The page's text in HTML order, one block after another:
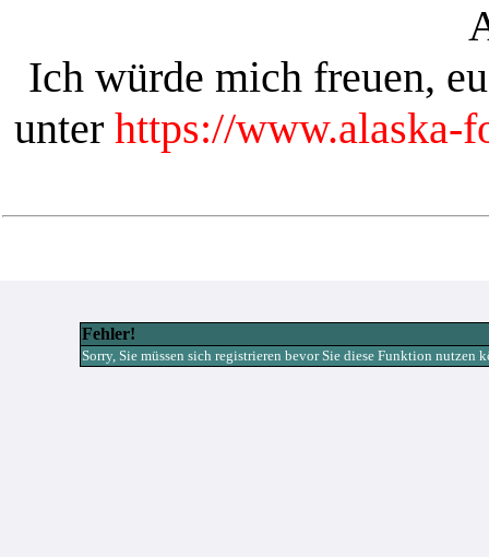
Ich würde mich freuen,
unter https://www.alaska-
Fehler!
Sorry, Sie müssen sich registrieren bevor Sie diese Funktion nutzen